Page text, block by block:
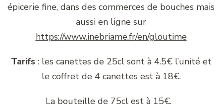
épicerie fine, dans des commerces de bouches mais
aussi en ligne sur
https://www.inebriame.fr/en/gloutime
Tarifs : les canettes de 25cl sont à 4.5€ l’unité et
le coffret de 4 canettes est à 18€.
La bouteille de 75cl est à 15€.